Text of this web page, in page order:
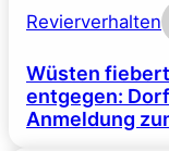
Revierverhalten
Wüsten
entgegen:
Anmeldung